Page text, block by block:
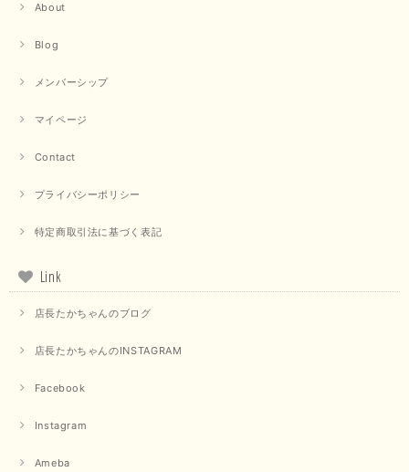
About
Blog
メンバーシップ
マイページ
Contact
プライバシーポリシー
特定商取引法に基づく表記
Link
店長たかちゃんのブログ
店長たかちゃんのINSTAGRAM
Facebook
Instagram
Ameba